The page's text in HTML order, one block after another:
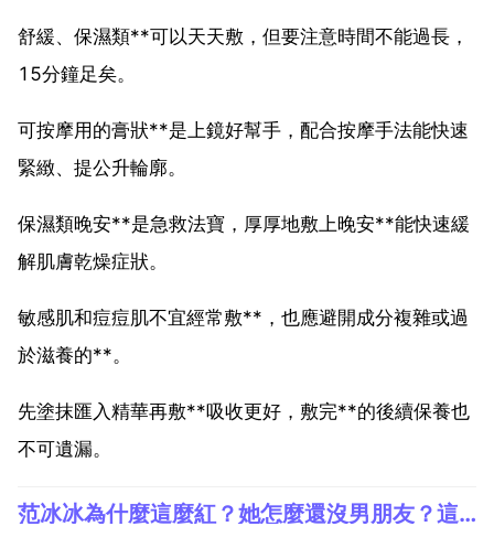
舒緩、保濕類**可以天天敷，但要注意時間不能過長，
15分鐘足矣。
可按摩用的膏狀**是上鏡好幫手，配合按摩手法能快速
緊緻、提公升輪廓。
保濕類晚安**是急救法寶，厚厚地敷上晚安**能快速緩
解肌膚乾燥症狀。
敏感肌和痘痘肌不宜經常敷**，也應避開成分複雜或過
於滋養的**。
先塗抹匯入精華再敷**吸收更好，敷完**的後續保養也
不可遺漏。
范冰冰為什麼這麼紅？她怎麼還沒男朋友？這麼美，沒人追嗎